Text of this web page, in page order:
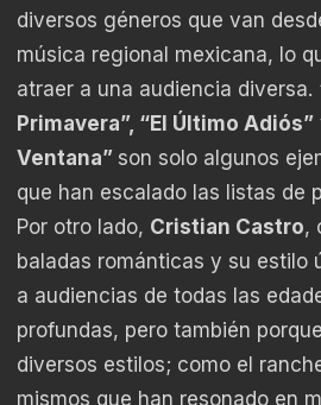
diversos géneros que van
música regional mexicana, lo
atraer a una audiencia diversa.
Primavera”, “El Último Adiós”
Ventana” son solo algunos
que han escalado las listas de
Por otro lado, Cristian Castro,
baladas románticas y su estilo
a audiencias de todas las
profundas, pero también
diversos estilos; como el
mismos que han resonado en